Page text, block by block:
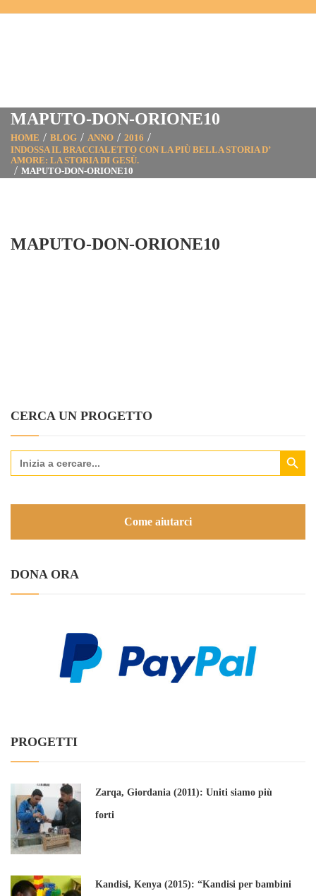
MAPUTO-DON-ORIONE10
HOME BLOG ANNO
2016
INDOSSA IL BRACCIALETTO CON LA PIÙ BELLA STORIA D’
AMORE: LA STORIA DI GESÙ.
MAPUTO-DON-ORIONE10
MAPUTO-DON-ORIONE10
CERCA UN PROGETTO
Search
for:
Search Button
Come aiutarci
DONA ORA
PROGETTI
Zarqa, Giordania (2011): Uniti siamo più
forti
Kandisi, Kenya (2015): “Kandisi per bambini